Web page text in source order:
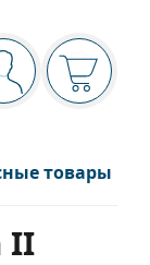
навигации
Вы вошли вВаша
товары
II